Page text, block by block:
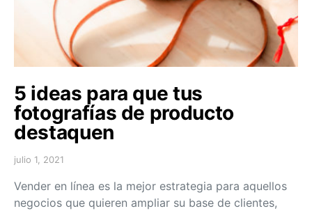
5 ideas para que tus
fotografías de producto
destaquen
julio 1, 2021
Vender en línea es la mejor estrategia para aquellos
negocios que quieren ampliar su base de clientes,